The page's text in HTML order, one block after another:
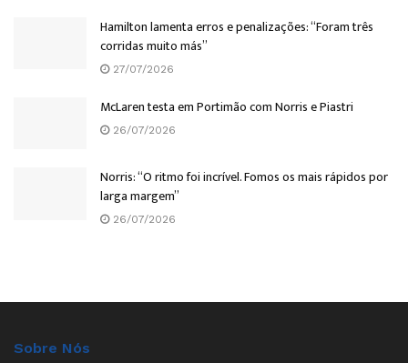
Hamilton lamenta erros e penalizações: “Foram três
corridas muito más”
27/07/2026
McLaren testa em Portimão com Norris e Piastri
26/07/2026
Norris: “O ritmo foi incrível. Fomos os mais rápidos por
larga margem”
26/07/2026
Sobre Nós